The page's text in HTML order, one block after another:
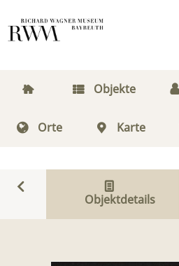
Objekte
Orte Karte
Objektdetails